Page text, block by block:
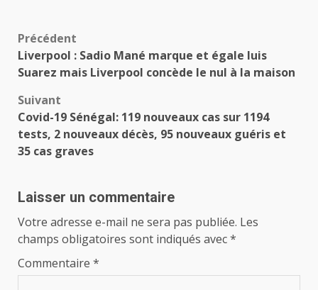
Navigation
d’article
Précédent
Liverpool : Sadio Mané marque et égale luis
Suarez mais Liverpool concède le nul à la maison
Suivant
Covid-19 Sénégal: 119 nouveaux cas sur 1194
tests, 2 nouveaux décès, 95 nouveaux guéris et
35 cas graves
Laisser un commentaire
Votre adresse e-mail ne sera pas publiée. Les
champs obligatoires sont indiqués avec*
Commentaire *